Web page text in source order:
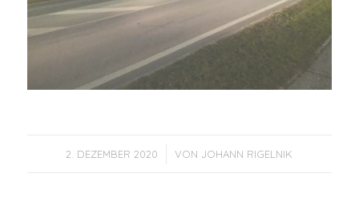
2. DEZEMBER 2020
/ VON JOHANN RIGELNIK